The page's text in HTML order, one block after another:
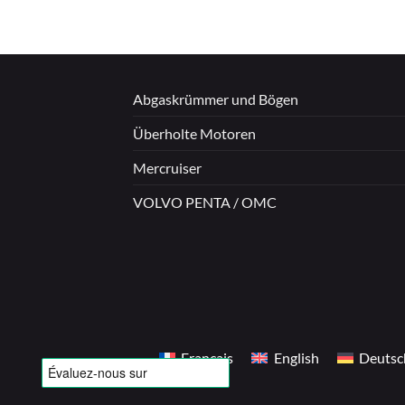
Abgaskrümmer und Bögen
Überholte Motoren
Mercruiser
VOLVO PENTA / OMC
Français English